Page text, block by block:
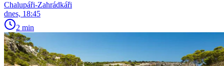
Chalupáři-Zahrádkáři
dnes, 18:45
2 min